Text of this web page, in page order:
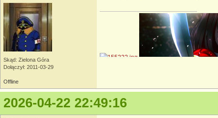
Skąd: Zielona Góra
Dołączył: 2011-03-29
Offline
2026-04-22 22:49:16